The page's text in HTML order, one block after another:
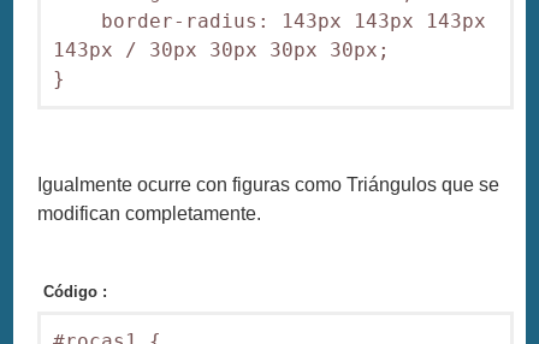
border-radius: 143px 143px 143px
143px / 30px 30px 30px 30px;
}
Igualmente ocurre con figuras como Triángulos que se
modifican completamente.
Código :